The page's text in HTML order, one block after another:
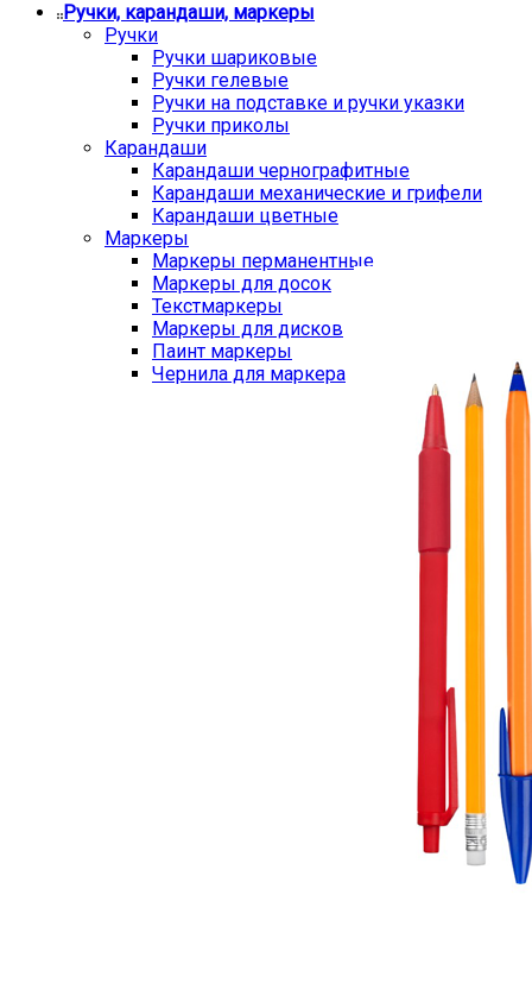
Ручки, карандаши, маркеры
Ручки
Ручки шариковые
Ручки гелевые
Ручки на подставке и ручки указки
Ручки приколы
Карандаши
Карандаши чернографитные
Карандаши механические и грифели
Карандаши цветные
Маркеры
Маркеры перманентные
Маркеры для досок
Текстмаркеры
Маркеры для дисков
Паинт маркеры
Чернила для маркера